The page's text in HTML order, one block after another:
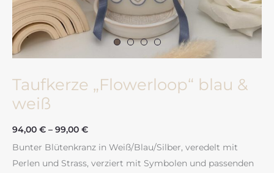
Taufkerze „Flowerloop“ blau &
weiß
94,00 € – 99,00 €
Bunter Blütenkranz in Weiß/Blau/Silber, veredelt mit
Perlen und Strass, verziert mit Symbolen und passenden